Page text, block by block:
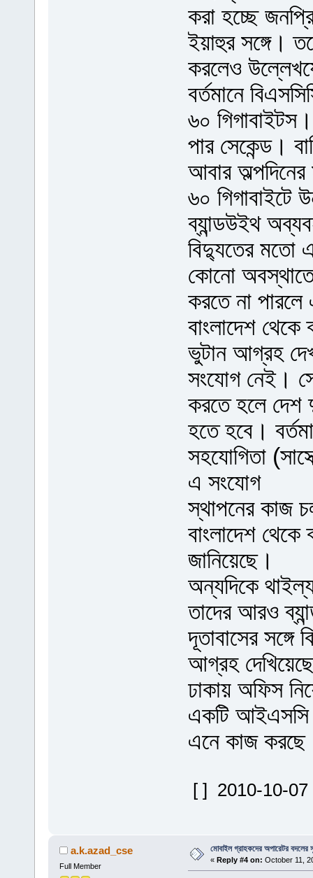
করা হচ্ছে
ইয়াহুর সঙ্গে।
করলেও
বর্তমানে
৬০
পার সেকেন্ড।
আবার
৬০ গিগাবাইটে
ব্যান্ডউইথ
বিদ্যুতের মতো
কোনো
করতে না
বাংলাদেশ
ভুটান আগ্রহ
সংযোগ নেই। সে
করতে হলে দেশ
হতে হবে।
সহযোগিতা
এ সংযোগ
স্থাপনের কাজ
বাংলাদেশ
জানিয়েছে।
অন্যদিকে
তাদের আরও
দূতাবাসের
আগ্রহ
ঢাকায় অফিস
একটি আইএসসি
এনে কাজ
[ ] 2010-10-07
a.k.azad_cse
Full Member
মোবাইল গ্রাহকদের অপারেটর বদলের
« Reply #4 on: October 11,